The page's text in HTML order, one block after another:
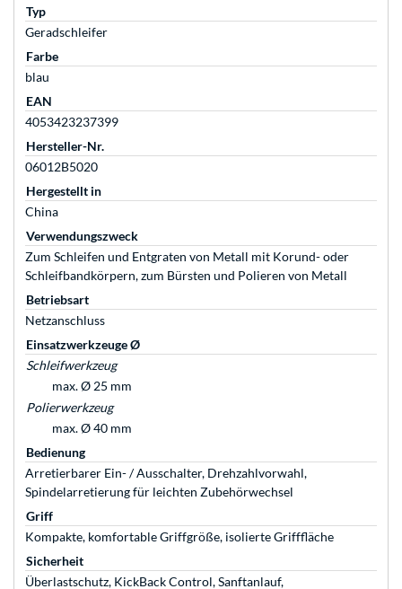
Typ
Geradschleifer
Farbe
blau
EAN
4053423237399
Hersteller-Nr.
06012B5020
Hergestellt in
China
Verwendungszweck
Zum Schleifen und Entgraten von Metall mit Korund- oder
Schleifbandkörpern, zum Bürsten und Polieren von Metall
Betriebsart
Netzanschluss
Einsatzwerkzeuge Ø
Schleifwerkzeug
max. Ø 25 mm
Polierwerkzeug
max. Ø 40 mm
Bedienung
Arretierbarer Ein- / Ausschalter, Drehzahlvorwahl,
Spindelarretierung für leichten Zubehörwechsel
Griff
Kompakte, komfortable Griffgröße, isolierte Grifffläche
Sicherheit
Überlastschutz, KickBack Control, Sanftanlauf,